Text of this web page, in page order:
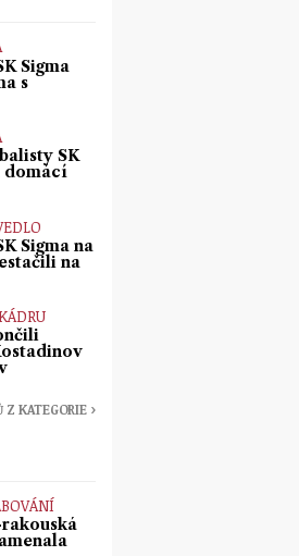
Sigma
s
SK
domácí
Sigma na
na
Z KATEGORIE ›